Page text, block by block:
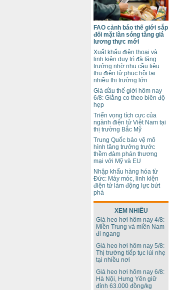
FAO cảnh báo thế giới sắp
đối mặt làn sóng tăng giá
lương thực mới
Xuất khẩu điện thoại và
linh kiện duy trì đà tăng
trưởng nhờ nhu cầu tiêu
thụ điện tử phục hồi tại
nhiều thị trường lớn
Giá dầu thế giới hôm nay
6/8: Giằng co theo biên độ
hẹp
Triển vọng tích cực của
ngành điện tử Việt Nam tại
thị trường Bắc Mỹ
Trung Quốc bảo vệ mô
hình tăng trưởng trước
thềm đàm phán thương
mại với Mỹ và EU
Nhập khẩu hàng hóa từ
Đức: Máy móc, linh kiện
điện tử làm động lực bứt
phá
XEM NHIỀU
Giá heo hơi hôm nay 4/8:
Miền Trung và miền Nam
đi ngang
Giá heo hơi hôm nay 5/8:
Thị trường tiếp tục lùi nhẹ
tại nhiều nơi
Giá heo hơi hôm nay 6/8:
Hà Nội, Hưng Yên giữ
đỉnh 63.000 đồng/kg